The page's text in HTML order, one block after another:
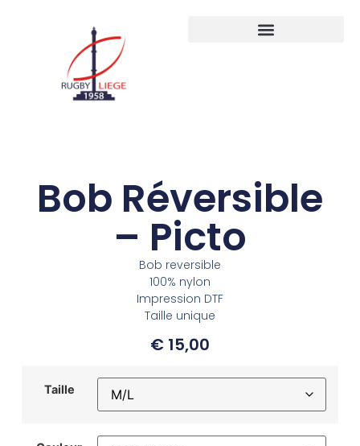
Bob Réversible
– Picto
Bob reversible
100% nylon
Impression DTF
Taille unique
€ 15,00
Taille